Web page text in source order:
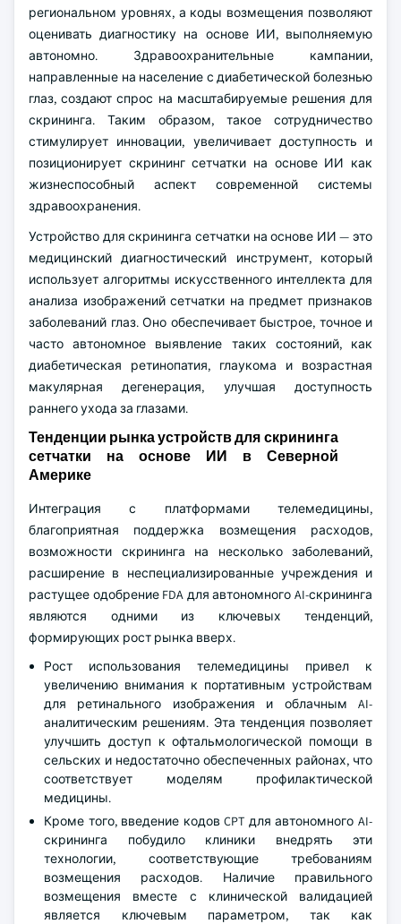
региональном уровнях, а коды возмещения позволяют
оценивать диагностику на основе ИИ, выполняемую
автономно. Здравоохранительные кампании,
направленные на население с диабетической болезнью
глаз, создают спрос на масштабируемые решения для
скрининга. Таким образом, такое сотрудничество
стимулирует инновации, увеличивает доступность и
позиционирует скрининг сетчатки на основе ИИ как
жизнеспособный аспект современной системы
здравоохранения.
Устройство для скрининга сетчатки на основе ИИ — это
медицинский диагностический инструмент, который
использует алгоритмы искусственного интеллекта для
анализа изображений сетчатки на предмет признаков
заболеваний глаз. Оно обеспечивает быстрое, точное и
часто автономное выявление таких состояний, как
диабетическая ретинопатия, глаукома и возрастная
макулярная дегенерация, улучшая доступность
раннего ухода за глазами.
Тенденции рынка устройств для скрининга
сетчатки на основе ИИ в Северной
Америке
Интеграция с платформами телемедицины,
благоприятная поддержка возмещения расходов,
возможности скрининга на несколько заболеваний,
расширение в неспециализированные учреждения и
растущее одобрение FDA для автономного AI-скрининга
являются одними из ключевых тенденций,
формирующих рост рынка вверх.
Рост использования телемедицины привел к
увеличению внимания к портативным устройствам
для ретинального изображения и облачным AI-
аналитическим решениям. Эта тенденция позволяет
улучшить доступ к офтальмологической помощи в
сельских и недостаточно обеспеченных районах, что
соответствует моделям профилактической
медицины.
Кроме того, введение кодов CPT для автономного AI-
скрининга побудило клиники внедрять эти
технологии, соответствующие требованиям
возмещения расходов. Наличие правильного
возмещения вместе с клинической валидацией
является ключевым параметром, так как